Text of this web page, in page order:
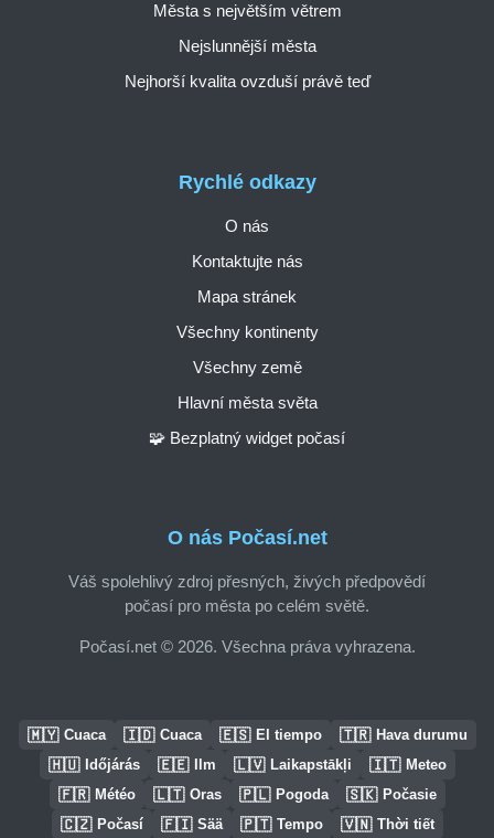
O nás Počasí.net
Váš spolehlivý zdroj přesných, živých předpovědí
počasí pro města po celém světě.
Počasí.net © 2026. Všechna práva vyhrazena.
Rychlé odkazy
O nás
Kontaktujte nás
Mapa stránek
Všechny kontinenty
Všechny země
Hlavní města světa
🧩 Bezplatný widget počasí
Města s největším větrem
Nejslunnější města
Nejhorší kvalita ovzduší právě teď
🇲🇾 Cuaca 🇮🇩 Cuaca 🇪🇸 El tiempo 🇹🇷 Hava durumu
🇭🇺 Időjárás 🇪🇪 Ilm 🇱🇻 Laikapstākļi 🇮🇹 Meteo
🇫🇷 Météo 🇱🇹 Oras 🇵🇱 Pogoda 🇸🇰 Počasie
🇨🇿 Počasí 🇫🇮 Sää 🇵🇹 Tempo 🇻🇳 Thời tiết